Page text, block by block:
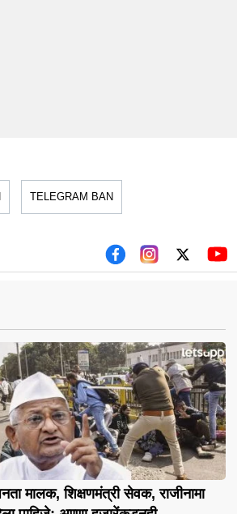
TELEGRAM BAN
मालक, शिक्षणमंत्री सेवक, राजीनामा